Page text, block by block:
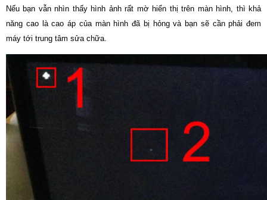
Nếu bạn vẫn nhìn thấy hình ảnh rất mờ hiển thị trên màn hình, thì khả
năng cao là cao áp của màn hình đã bị hỏng và bạn sẽ cần phải đem
máy tới trung tâm sửa chữa.